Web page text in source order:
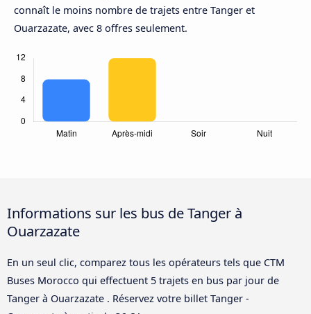
connaît le moins nombre de trajets entre Tanger et
Ouarzazate, avec 8 offres seulement.
Informations sur les bus de Tanger à
Ouarzazate
En un seul clic, comparez tous les opérateurs tels que CTM
Buses Morocco qui effectuent 5 trajets en bus par jour de
Tanger à Ouarzazate . Réservez votre billet Tanger -